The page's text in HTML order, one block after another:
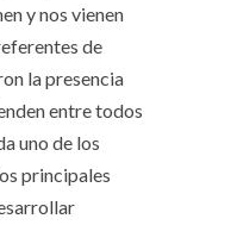
y nos vienen
de
la presencia
entre todos
uno de los
principales